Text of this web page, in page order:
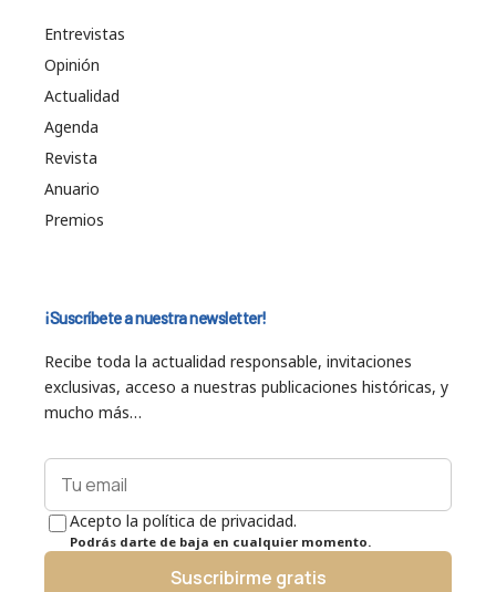
Entrevistas
Opinión
Actualidad
Agenda
Revista
Anuario
Premios
¡Suscríbete a nuestra newsletter!
Recibe toda la actualidad responsable, invitaciones
exclusivas, acceso a nuestras publicaciones históricas, y
mucho más…
Acepto la política de privacidad.
Podrás darte de baja en cualquier momento.
Suscribirme gratis